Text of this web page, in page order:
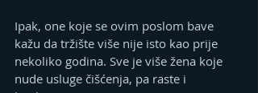
Ipak, one koje se ovim poslom bave
kažu da tržište više nije isto kao prije
nekoliko godina. Sve je više žena koje
nude usluge čišćenja, pa raste i